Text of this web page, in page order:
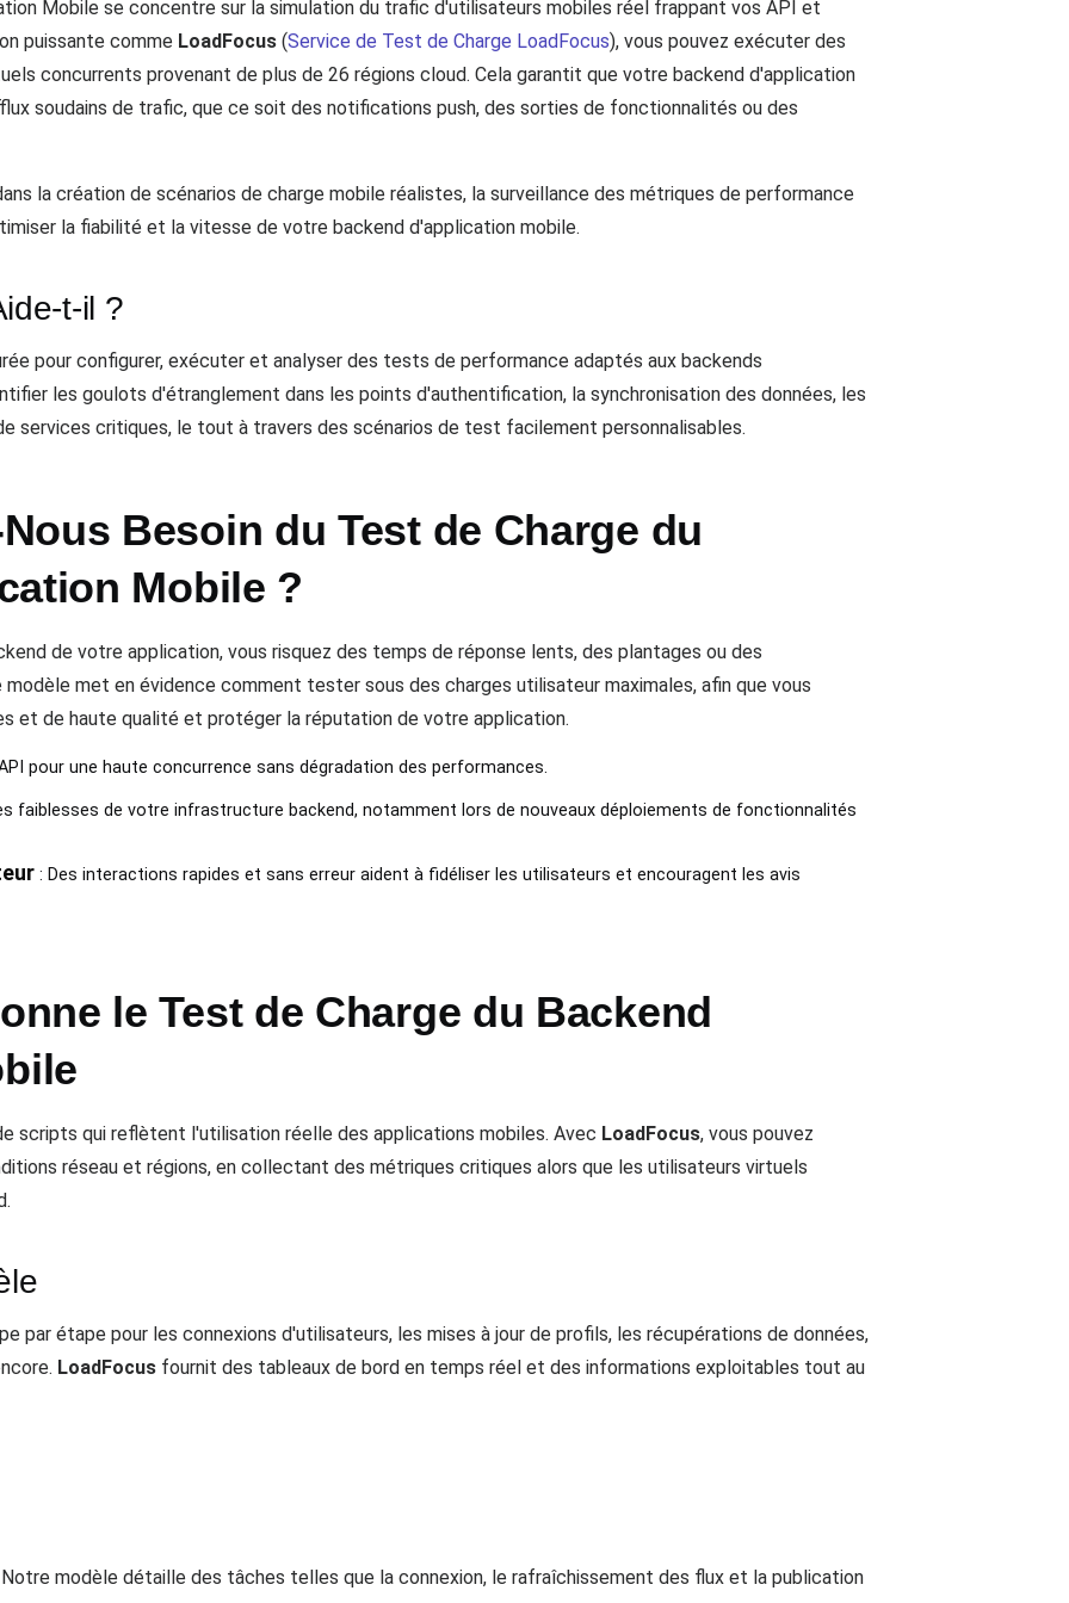
Mobile se concentre sur la simulation du trafic d'utilisateurs mobiles réel frappant vos API et
puissante comme LoadFocus (Service de Test de Charge LoadFocus), vous pouvez exécuter des
concurrents provenant de plus de 26 régions cloud. Cela garantit que votre backend d'application
soudains de trafic, que ce soit des notifications push, des sorties de fonctionnalités ou des
la création de scénarios de charge mobile réalistes, la surveillance des métriques de performance
la fiabilité et la vitesse de votre backend d'application mobile.
t-il ?
pour configurer, exécuter et analyser des tests de performance adaptés aux backends
les goulots d'étranglement dans les points d'authentification, la synchronisation des données, les
services critiques, le tout à travers des scénarios de test facilement personnalisables.
Besoin du Test de Charge du
Mobile ?
de votre application, vous risquez des temps de réponse lents, des plantages ou des
met en évidence comment tester sous des charges utilisateur maximales, afin que vous
et de haute qualité et protéger la réputation de votre application.
pour une haute concurrence sans dégradation des performances.
faiblesses de votre infrastructure backend, notamment lors de nouveaux déploiements de fonctionnalités
: Des interactions rapides et sans erreur aident à fidéliser les utilisateurs et encouragent les avis
le Test de Charge du Backend
scripts qui reflètent l'utilisation réelle des applications mobiles. Avec LoadFocus, vous pouvez
réseau et régions, en collectant des métriques critiques alors que les utilisateurs virtuels
par étape pour les connexions d'utilisateurs, les mises à jour de profils, les récupérations de données,
LoadFocus fournit des tableaux de bord en temps réel et des informations exploitables tout au
modèle détaille des tâches telles que la connexion, le rafraîchissement des flux et la publication